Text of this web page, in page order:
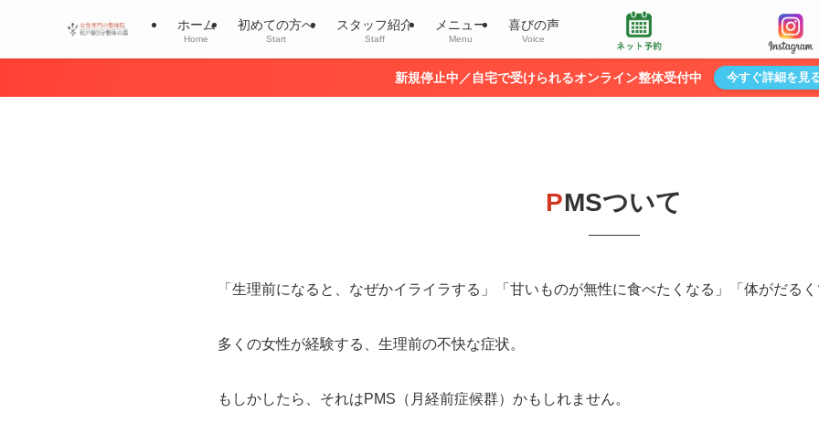
ホーム
Home
初めての方へ
Start
スタッフ紹介
Staff
メニュー
Menu
喜びの声
Voice
新規停止中／自宅で受けられるオンライン整体受付中 今すぐ詳細を見
PMSついて
「生理前になると、なぜかイライラする」「甘いものが無性に食べたくなる」「体がだる
多くの女性が経験する、生理前の不快な症状。
もしかしたら、それはPMS（月経前症候群）かもしれません。